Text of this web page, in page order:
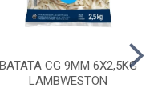
BATATA CG 9MM 6X2,5KG
LAMBWESTON